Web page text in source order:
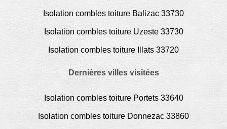
Isolation combles toiture Balizac 33730
Isolation combles toiture Uzeste 33730
Isolation combles toiture Illats 33720
Dernières villes visitées
Isolation combles toiture Portets 33640
Isolation combles toiture Donnezac 33860